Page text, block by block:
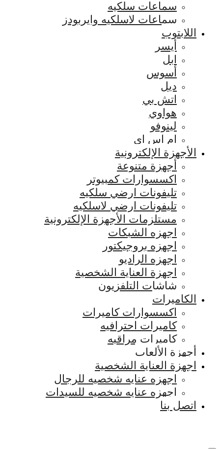
سماعات سلكيه
سماعات لاسلكيه وايربودز
اللابتوب
أيسر
ابل
أسوس
ديل
اتش بي
هواوي
لينوفو
ام اس اي
الأجهزة الإلكترونية
أجهزة متنوعة
اكسسوارات كمبيوتر
تليفونات ارضي سلكيه
تليفونات ارضي لاسلكيه
مستلزمات الأجهزة الإلكترونية
اجهزه الشبكات
اجهزه بروجيكتور
اجهزه الراديو
اجهزة العناية الشخصية
شاشات التلفزيون
الكاميرات
اكسسوارات كاميرات
كاميرات احترافيه
كاميرات مراقبه
أجهزة الألعاب
اجهزة العناية الشخصية
اجهزه عنايه شخصيه للرجال
اجهزه عنايه شخصيه للسيدات
اتصل بنا